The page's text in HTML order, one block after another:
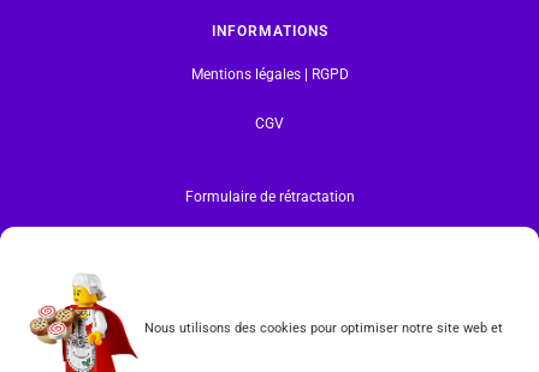
Nous utilisons des cookies pour optimiser notre site web et
INFORMATIONS
Mentions légales | RGPD
CGV
Formulaire de rétractation
en restent les propriétaires. Tous droits réservés.
INSCRIPTION À LA NEWSLETTER